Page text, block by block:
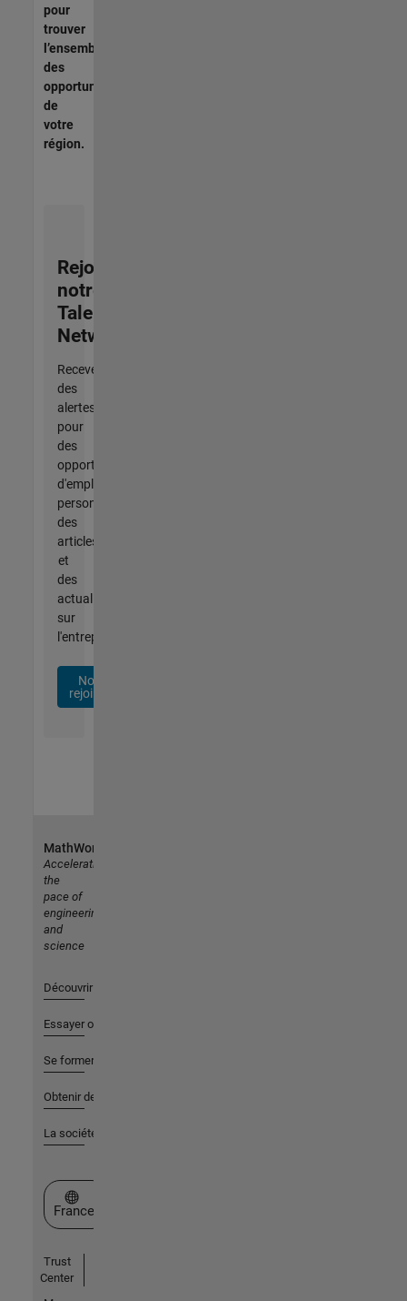
pour
trouver
l’ensemble
des
opportunités
de
votre
région.
Rejoignez
notre
Talent
Network
Recevez
des
alertes
pour
des
opportunités
d'emploi
personnalisées,
des
articles
et
des
actualités
sur
l'entreprise.
Nous
rejoindre
MathWorks
Accelerating
the
pace of
engineering
and
science
Découvrir les produits
Essayer ou acheter
Se former
Obtenir de l'aide
La société
Sélectionner un site web
France
Trust
Center